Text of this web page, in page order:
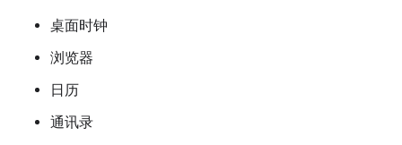
桌面时钟
浏览器
日历
通讯录